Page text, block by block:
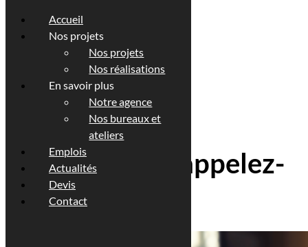
Architecte à
Luxembourg : appelez-
nous !
Accueil
Nos projets
Nos projets
Nos réalisations
En savoir plus
Notre agence
Nos bureaux et
ateliers
Emplois
Actualités
Devis
Contact